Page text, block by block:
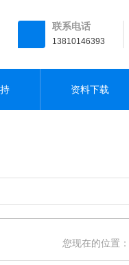
联系电话
13810146393
资料下载
您现在的位置：